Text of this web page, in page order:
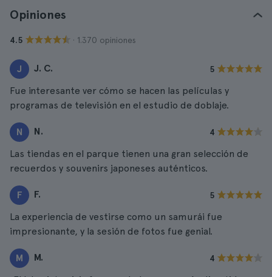
Opiniones
4.5 · 1.370 opiniones
J J. C. 5
Fue interesante ver cómo se hacen las películas y
programas de televisión en el estudio de doblaje.
N N. 4
Las tiendas en el parque tienen una gran selección de
recuerdos y souvenirs japoneses auténticos.
F F. 5
La experiencia de vestirse como un samurái fue
impresionante, y la sesión de fotos fue genial.
M M. 4